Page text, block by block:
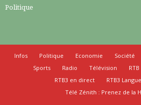
Politique
Infos Politique Economie Société
Sports
Radio Télévision
RTB3 en direct
RTB3
Télé Zénith : Prenez de la